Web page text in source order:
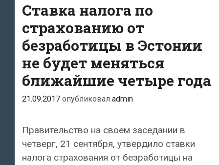
Ставка налога по
страхованию от
безработицы в Эстонии
не будет меняться
ближайшие четыре года
21.09.2017 опубликовал admin
Правительство на своем заседании в
четверг, 21 сентября, утвердило ставки
налога страхования от безработицы на